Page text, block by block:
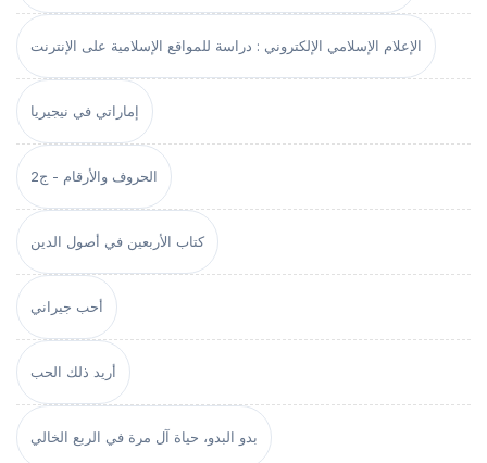
الإعلام الإسلامي الإلكتروني : دراسة للمواقع الإسلامية على الإنترنت
إماراتي في نيجيريا
الحروف والأرقام - ج2
كتاب الأربعين في أصول الدين
أحب جيراني
أريد ذلك الحب
بدو البدو، حياة آل مرة في الربع الخالي